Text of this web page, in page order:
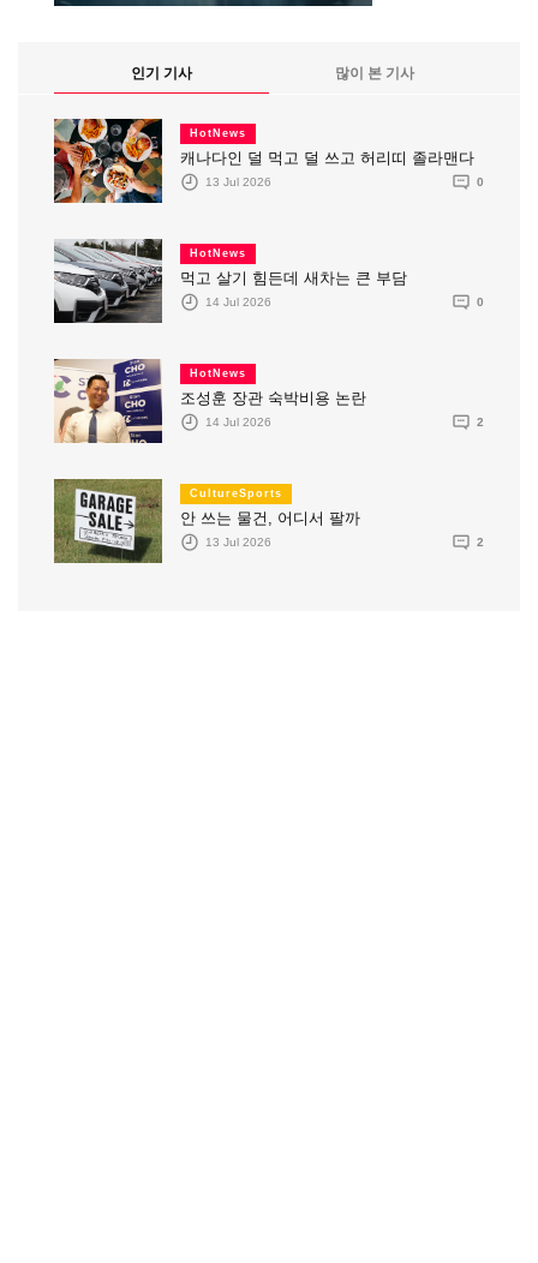
인기 기사 많이 본 기사
HotNews
캐나다인 덜 먹고 덜 쓰고 허리띠 졸라맨다
13 Jul 2026 0
HotNews
먹고 살기 힘든데 새차는 큰 부담
14 Jul 2026 0
HotNews
조성훈 장관 숙박비용 논란
14 Jul 2026 2
CultureSports
안 쓰는 물건, 어디서 팔까
13 Jul 2026 2